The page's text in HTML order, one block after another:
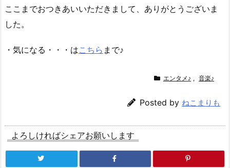
ここまでおつきあいいただきまして、ありがとうございま
した。
・気になる・・・はこちら まで♪
エンタメ♪ , 音楽♪
Posted by ねこまりも
よろしければシェアお願いします